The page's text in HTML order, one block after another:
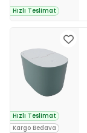
Hızlı Teslimat
Hızlı Teslimat
Kargo Bedava